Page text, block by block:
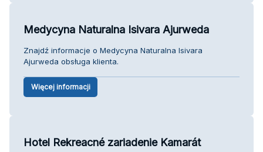
Medycyna Naturalna Isivara Ajurweda
Znajdź informacje o Medycyna Naturalna Isivara
Ajurweda obsługa klienta.
Więcej informacji
Hotel Rekreacné zariadenie Kamarát